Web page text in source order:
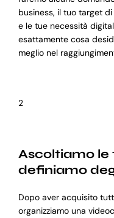
business, il tuo target
e le tue necessità
esattamente cosa
meglio nel
2
Ascoltiamo le
definiamo
Dopo aver acquisito
organizziamo una